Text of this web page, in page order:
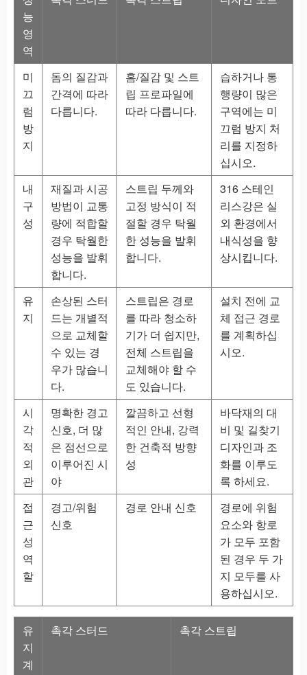
능
영
역
미
끄
럼
방
지
돔의 질감과
간격에 따라
다릅니다.
홈/질감 및 스트
립 프로파일에
따라 다릅니다.
습하거나 통
행량이 많은
구역에는 미
끄럼 방지 처
리를 지정하
십시오.
내
구
성
재질과 시공
방법이 교통
량에 적합할
경우 탁월한
성능을 발휘
합니다.
스트립 두께와
고정 방식이 적
절할 경우 탁월
한 성능을 발휘
합니다.
316 스테인
리스강은 실
외 환경에서
내식성을 향
상시킵니다.
유
지
손상된 스터
드는 개별적
으로 교체할
수 있는 경
우가 많습니
다.
스트립은 경로
를 따라 청소하
기가 더 쉽지만,
전체 스트립을
교체해야 할 수
도 있습니다.
설치 전에 교
체 접근 경로
를 계획하십
시오.
시
각
적
외
관
명확한 경고
신호, 더 많
은 점선으로
이루어진 시
야
깔끔하고 선형
적인 안내, 강력
한 건축적 방향
성
바닥재의 대
비 및 길찾기
디자인과 조
화를 이루도
록 하세요.
접
근
성
역
할
경고/위험
신호
경로 안내 신호
경로에 위험
요소와 항로
가 모두 포함
된 경우 두 가
지 모두를 사
용하십시오.
유
지
계
촉각 스터드 촉각 스트립